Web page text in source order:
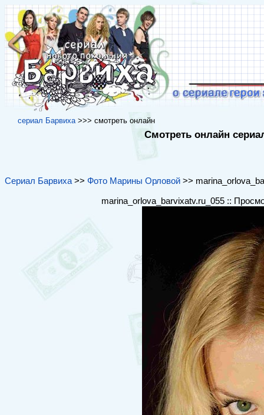
cериал Барвиха>>> cмотреть онлайн
Смотреть онлайн
Сериал Барвиха >> Фото Марины Орловой >>
marina_orlova_barvixatv.ru_055 ::